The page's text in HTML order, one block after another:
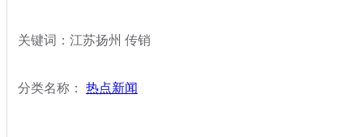
关键词：江苏扬州 传销
分类名称： 热点新闻